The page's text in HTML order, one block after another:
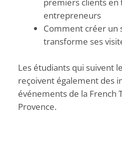
premiers clients en
entrepreneurs
Comment créer un
transforme ses
Les étudiants qui suivent
reçoivent également des
événements de la French
Provence.